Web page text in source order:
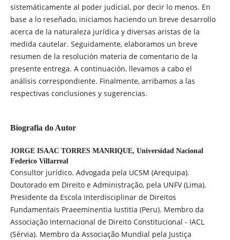
sistemáticamente al poder judicial, por decir lo menos. En
base a lo reseñado, iniciamos haciendo un breve desarrollo
acerca de la naturaleza jurídica y diversas aristas de la
medida cautelar. Seguidamente, elaboramos un breve
resumen de la resolución materia de comentario de la
presente entrega. A continuación, llevamos a cabo el
análisis correspondiente. Finalmente, arribamos a las
respectivas conclusiones y sugerencias.
Biografia do Autor
JORGE ISAAC TORRES MANRIQUE, Universidad Nacional
Federico Villarreal
Consultor jurídico. Advogada pela UCSM (Arequipa).
Doutorado em Direito e Administração, pela UNFV (Lima).
Presidente da Escola Interdisciplinar de Direitos
Fundamentais Praeeminentia Iustitia (Peru). Membro da
Associação Internacional de Direito Constitucional - IACL
(Sérvia). Membro da Associação Mundial pela Justiça